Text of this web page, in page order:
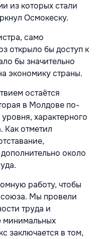
из которых стали
Осмокеску.
само
открыло бы доступ к
бы значительно
экономику страны.
остаётся
в Молдове по-
характерного
Как отметил
около
работу, чтобы
союза. Мы провели
труда и
минимальных
заключается в том,